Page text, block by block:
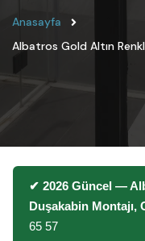
Anasayfa
Albatros Gold Altın
✔ 2026 Güncel —
Duşakabin Montajı,
65 57